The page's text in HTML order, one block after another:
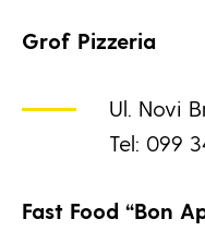
Grof Pizzeria
Ul. Novi
Tel: 099
Fast Food “Bon